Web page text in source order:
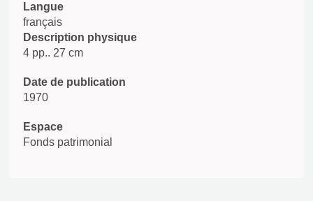
Langue
français
Description physique
4 pp.. 27 cm
Date de publication
1970
Espace
Fonds patrimonial